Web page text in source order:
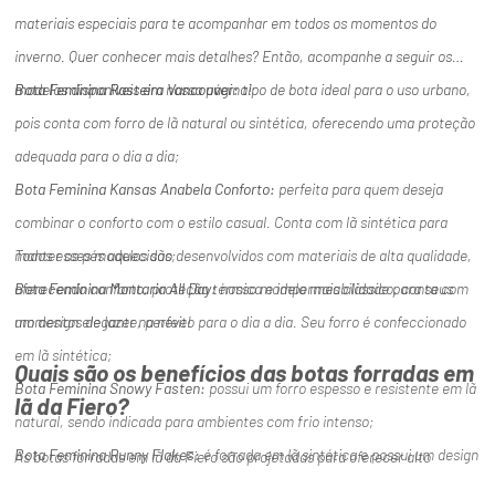
materiais especiais para te acompanhar em todos os momentos do
inverno. Quer conhecer mais detalhes? Então, acompanhe a seguir os
modelos disponíveis em nossa página!
Bota Feminina Rasteira Vancouver:tipo de bota ideal para o uso urbano,
pois conta com forro de lã natural ou sintética, oferecendo uma proteção
adequada para o dia a dia;
Bota Feminina Kansas Anabela Conforto: perfeita para quem deseja
combinar o conforto com o estilo casual. Conta com lã sintética para
manter os pés aquecidos;
Bota Feminina Montaria All Day:nosso modelo mais clássico, conta com
um design elegante, perfeito para o dia a dia. Seu forro é confeccionado
em lã sintética;
Bota Feminina Snowy Fasten:possui um forro espesso e resistente em lã
natural, sendo indicada para ambientes com frio intenso;
Bota Feminina Runny Flakes:é forrada em lã sintética e possui um design
Todos esses modelos são desenvolvidos com materiais de alta qualidade,
oferecendo conforto, proteção térmica e impermeabilidade para seus
momentos de lazer na neve!
Quais são os benefícios das botas forradas em
lã da Fiero?
As botas forradas em lã da Fiero são projetadas para oferecer alto